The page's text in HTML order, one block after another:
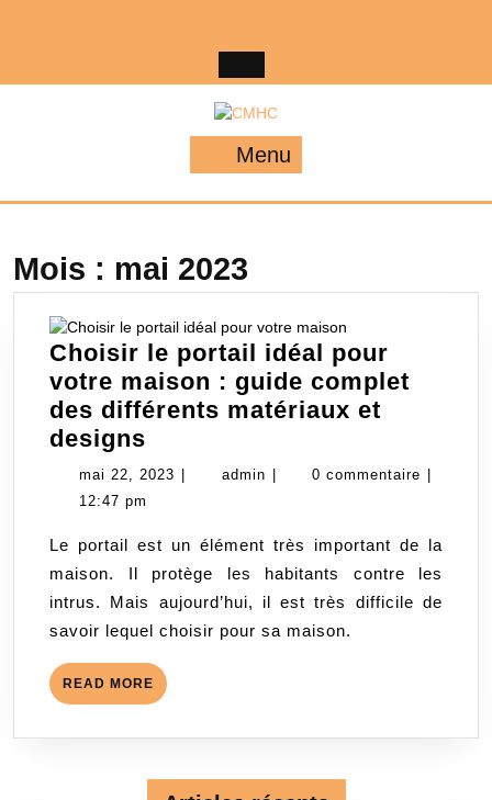
Menu
Mois : mai 2023
Choisir le portail idéal pour
votre maison : guide complet
des différents matériaux et
designs
le
pour
votre
maison :
guide
complet
des
et
mai 22, 2023 mai
admin admin0 commentaire
12:47 pm
Le portail est un élément très important de la
maison. Il protège les habitants contre les
intrus. Mais aujourd’hui, il est très difficile de
savoir lequel choisir pour sa maison.
READ MORE READ
MORE